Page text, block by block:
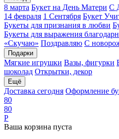
8 марта Букет на День Матери С
14 февраля 1 Сентября Букет
Букеты для признания в любви
Букеты для выражения
«Скучаю» Поздравляю С
Подарки
Мягкие игрушки Вазы, фигурки
шоколад Открытки, декор
Ещё
Доставка сегодня Оформление
80
80
Р
Ваша корзина пуста